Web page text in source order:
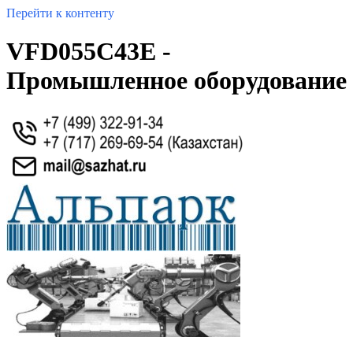
Перейти к контенту
VFD055C43E -
Промышленное оборудование